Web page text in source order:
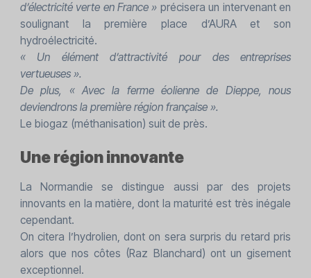
d’électricité verte en France » précisera un intervenant en
soulignant la première place d’AURA et son
hydroélectricité.
« Un élément d’attractivité pour des entreprises
vertueuses ».
De plus, « Avec la ferme éolienne de Dieppe, nous
deviendrons la première région française ».
Le biogaz (méthanisation) suit de près.
Une région innovante
La Normandie se distingue aussi par des projets
innovants en la matière, dont la maturité est très inégale
cependant.
On citera l’hydrolien, dont on sera surpris du retard pris
alors que nos côtes (Raz Blanchard) ont un gisement
exceptionnel.